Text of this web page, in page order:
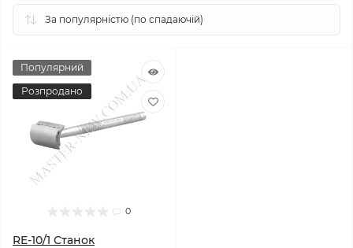
Популярний
Розпродано
0
RE-10/1 Станок